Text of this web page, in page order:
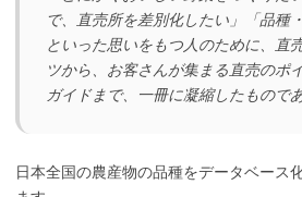
で、直売所を差別化したい」「品種
といった思いをもつ人のために、直
ツから、お客さんが集まる直売のポ
ガイドまで、一冊に凝縮したものであ
日本全国の農産物の品種をデータベース